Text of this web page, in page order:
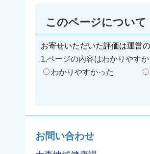
このページについて
お寄せいただいた評価は運営
1.ページの内容はわかりやす
わかりやすかった
お問い合わせ